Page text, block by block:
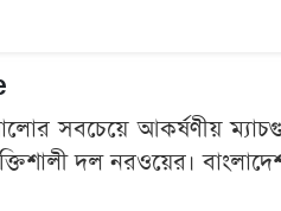
সবচেয়ে আকর্ষণীয়
দল নরওয়ের।